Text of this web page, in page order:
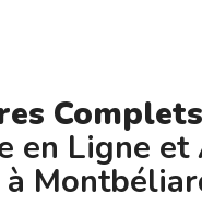
Complets
en Ligne